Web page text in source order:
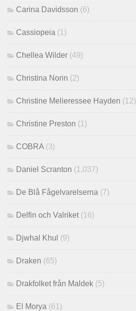
Carina Davidsson (6)
Cassiopeia (1)
Chellea Wilder (49)
Christina Norin (2)
Christine Melieressee Hayden (12)
Christine Preston (1)
COBRA (3)
Daniel Scranton (1,037)
De Blå Fågelvarelserna (7)
Delfin och Valriket (16)
Djwhal Khul (9)
Draken (65)
Drakfolket från Maldek (5)
El Morya (61)